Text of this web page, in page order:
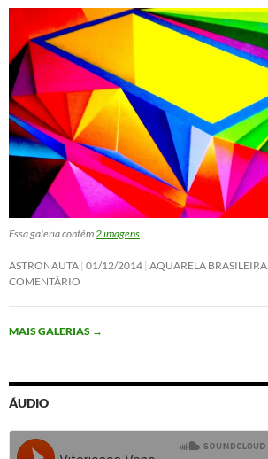
Essa galeria contém2 imagens.
ASTRONAUTA 01/12/2014 AQUARELA BRASILEIRA
COMENTÁRIO
MAIS GALERIAS →
ÁUDIO